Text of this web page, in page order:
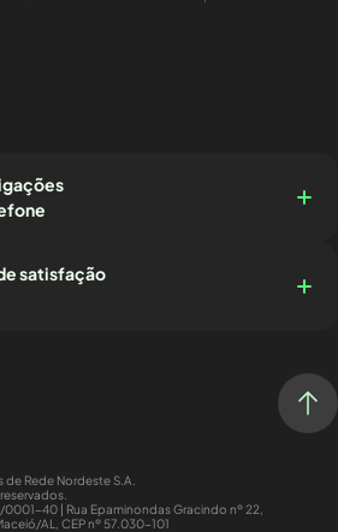
satisfação
Rede Nordeste S.A.
0001-40 | Rua Epaminondas Gracindo nº 22,
AL, CEP nº 57.030-101